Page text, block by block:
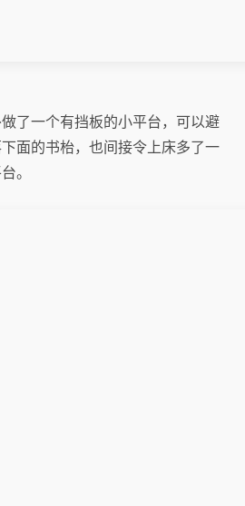
了一个有挡板的小平台，可以避
面的书枱，也间接令上床多了一
。